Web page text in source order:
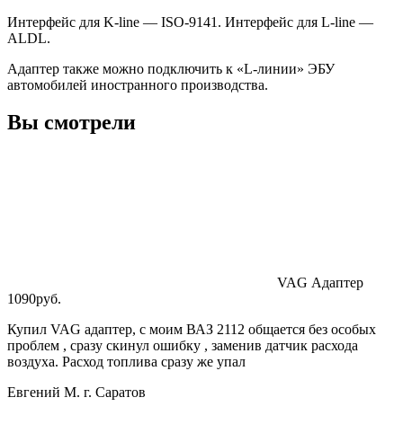
Интерфейс для K-line — ISO-9141. Интерфейс для L-line —
ALDL.
Адаптер также можно подключить к «L-линии» ЭБУ
автомобилей иностранного производства.
Вы смотрели
VAG Адаптер
1090руб.
Купил VAG адаптер, с моим ВАЗ 2112 общается без особых
проблем , сразу скинул ошибку , заменив датчик расхода
воздуха. Расход топлива сразу же упал
Евгений М. г. Саратов